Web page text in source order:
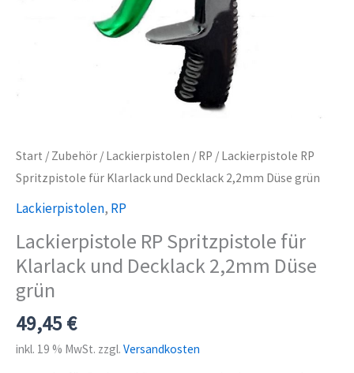
Start / Zubehör / Lackierpistolen / RP / Lackierpistole RP
Spritzpistole für Klarlack und Decklack 2,2mm Düse grün
Lackierpistolen, RP
Lackierpistole RP Spritzpistole für
Klarlack und Decklack 2,2mm Düse
grün
49,45€
inkl. 19 % MwSt. zzgl. Versandkosten